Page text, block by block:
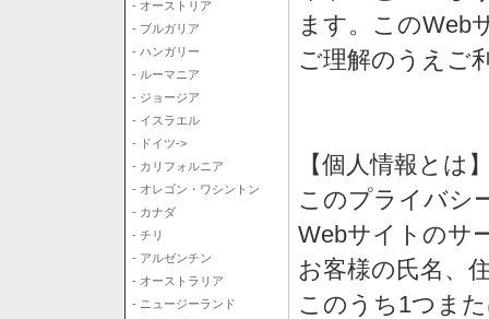
- オーストリア
- ブルガリア
- ハンガリー
- ルーマニア
- ジョージア
- イスラエル
- ドイツ->
- カリフォルニア
- オレゴン・ワシントン
- カナダ
- チリ
- アルゼンチン
- オーストラリア
- ニュージーランド
ます。このWeb
ご理解のうえご
【個人情報とは
このプライバシ
Webサイトのサ
お客様の氏名、
このうち1つま